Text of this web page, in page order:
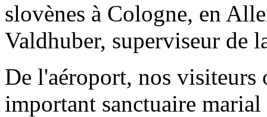
slovènes à Cologne, en
Valdhuber, superviseur de
De l'aéroport, nos visiteurs
important sanctuaire